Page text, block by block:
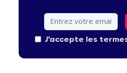
J'accepte les